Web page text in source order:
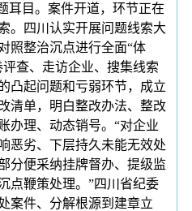
耳目。案件开道，环节正在
。四川认实开展问题线索大
照整治沉点进行全面“体
查、走访企业、搜集线索
凸起问题和亏弱环节，成立
清单，明白整改办法、整改
办理、动态销号。“对企业
恶劣、下层持久未能无效处
分便采纳挂牌督办、提级监
点鞭策处理。”四川省纪委
案件、分解根源到建章立